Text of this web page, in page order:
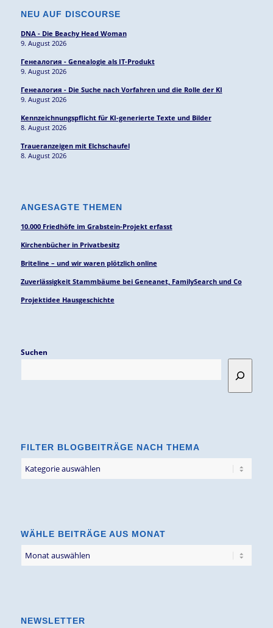
NEU AUF DISCOURSE
DNA - Die Beachy Head Woman
9. August 2026
Генеалогия - Genealogie als IT-Produkt
9. August 2026
Генеалогия - Die Suche nach Vorfahren und die Rolle der KI
9. August 2026
Kennzeichnungspflicht für KI-generierte Texte und Bilder
8. August 2026
Traueranzeigen mit Elchschaufel
8. August 2026
ANGESAGTE THEMEN
10.000 Friedhöfe im Grabstein-Projekt erfasst
Kirchenbücher in Privatbesitz
Briteline – und wir waren plötzlich online
Zuverlässigkeit Stammbäume bei Geneanet, FamilySearch und Co
Projektidee Hausgeschichte
Suchen
FILTER BLOGBEITRÄGE NACH THEMA
Blogbeiträge
WÄHLE BEITRÄGE AUS MONAT
NEWSLETTER